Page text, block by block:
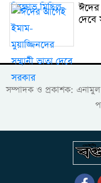
ঈদের
দেবে
সম্পাদক ও প্রকাশক: